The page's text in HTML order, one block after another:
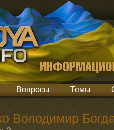
Вопросы Темы
Володимир